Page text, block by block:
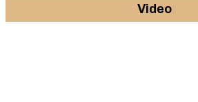
Video